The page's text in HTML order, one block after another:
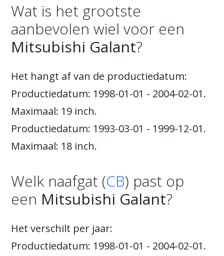
Wat is het grootste
aanbevolen wiel voor een
Mitsubishi Galant?
Het hangt af van de productiedatum:
Productiedatum: 1998-01-01 - 2004-02-01.
Maximaal: 19 inch.
Productiedatum: 1993-03-01 - 1999-12-01.
Maximaal: 18 inch.
Welk naafgat (CB) past op
een Mitsubishi Galant?
Het verschilt per jaar:
Productiedatum: 1998-01-01 - 2004-02-01.